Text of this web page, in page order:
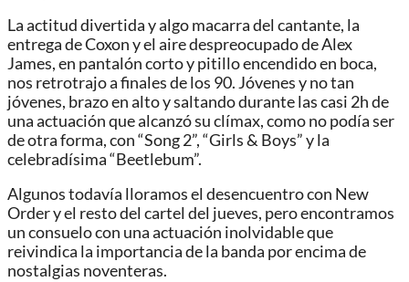
La actitud divertida y algo macarra del cantante, la
entrega de Coxon y el aire despreocupado de Alex
James, en pantalón corto y pitillo encendido en boca,
nos retrotrajo a finales de los 90. Jóvenes y no tan
jóvenes, brazo en alto y saltando durante las casi 2h de
una actuación que alcanzó su clímax, como no podía ser
de otra forma, con “Song 2”, “Girls & Boys” y la
celebradísima “Beetlebum”.
Algunos todavía lloramos el desencuentro con New
Order y el resto del cartel del jueves, pero encontramos
un consuelo con una actuación inolvidable que
reivindica la importancia de la banda por encima de
nostalgias noventeras.